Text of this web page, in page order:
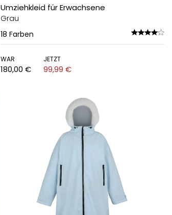
Umziehkleid für Erwachsene
Grau
18 Farben
WAR
180,00 €
JETZT
99,99 €